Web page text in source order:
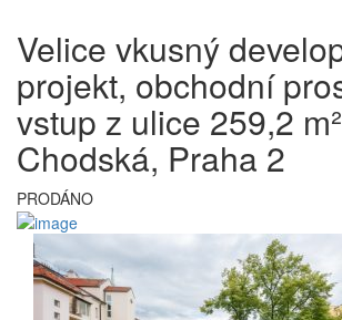
Velice vkusný
projekt, obchodní
vstup z ulice 259,2
Chodská, Praha 2
PRODÁNO